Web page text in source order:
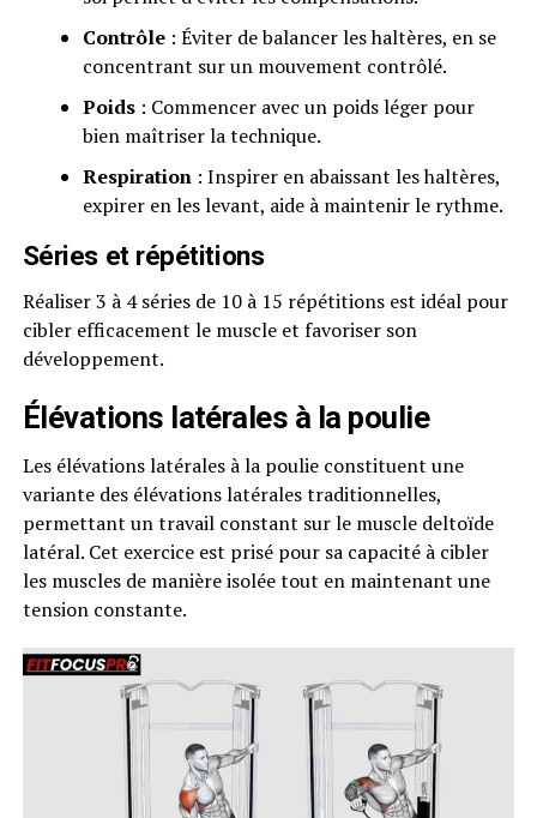
Contrôle: Éviter de balancer les haltères, en se
concentrant sur un mouvement contrôlé.
Poids: Commencer avec un poids léger pour
bien maîtriser la technique.
Respiration: Inspirer en abaissant les haltères,
expirer en les levant, aide à maintenir le rythme.
Séries et répétitions
Réaliser 3 à 4 séries de 10 à 15 répétitions est idéal pour
cibler efficacement le muscle et favoriser son
développement.
Élévations latérales à la poulie
Les élévations latérales à la poulie constituent une
variante des élévations latérales traditionnelles,
permettant un travail constant sur le muscle deltoïde
latéral. Cet exercice est prisé pour sa capacité à cibler
les muscles de manière isolée tout en maintenant une
tension constante.